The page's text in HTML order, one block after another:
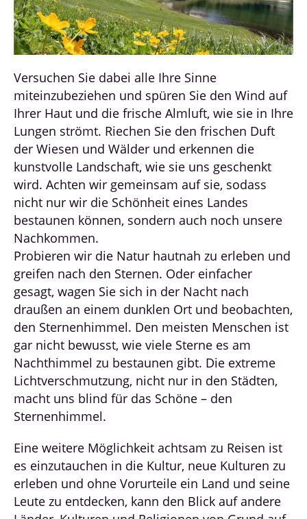
Versuchen Sie dabei alle Ihre Sinne
miteinzubeziehen und spüren Sie den Wind auf
Ihrer Haut und die frische Almluft, wie sie in Ihre
Lungen strömt. Riechen Sie den frischen Duft
der Wiesen und Wälder und erkennen die
kunstvolle Landschaft, wie sie uns geschenkt
wird. Achten wir gemeinsam auf sie, sodass
nicht nur wir die Schönheit eines Landes
bestaunen können, sondern auch noch unsere
Nachkommen.
Probieren wir die Natur hautnah zu erleben und
greifen nach den Sternen. Oder einfacher
gesagt, wagen Sie sich in der Nacht nach
draußen an einem dunklen Ort und beobachten,
den Sternenhimmel. Den meisten Menschen ist
gar nicht bewusst, wie viele Sterne es am
Nachthimmel zu bestaunen gibt. Die extreme
Lichtverschmutzung, nicht nur in den Städten,
macht uns blind für das Schöne – den
Sternenhimmel.
Eine weitere Möglichkeit achtsam zu Reisen ist
es einzutauchen in die Kultur, neue Kulturen zu
erleben und ohne Vorurteile ein Land und seine
Leute zu entdecken, kann den Blick auf andere